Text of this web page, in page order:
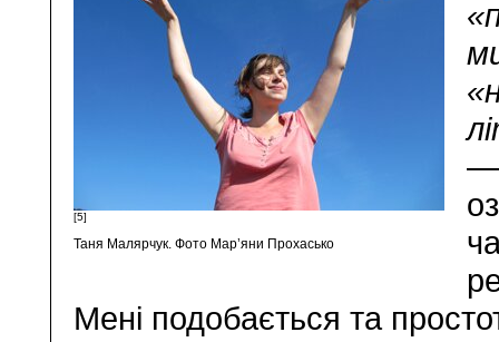
[5]
Таня Малярчук. Фото Мар’яни Прохасько
—
Мені подобається та